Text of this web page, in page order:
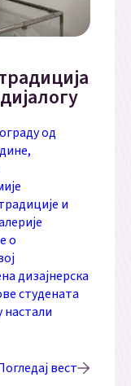
од
и
о
дизајнерска
студената
настали
вест